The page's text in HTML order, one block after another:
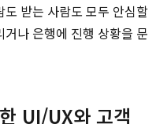
받는 사람도 모두 안심할
나 은행에 진행 상황을 문
UI/UX와 고객